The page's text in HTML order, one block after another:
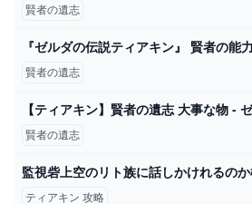
賢者の遺志
賢者の遺志
賢者の遺志
ティアキン 攻略